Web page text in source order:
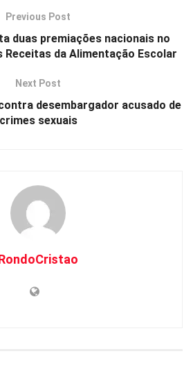
ePrevious Post
duas premiações nacionais no
Receitas da Alimentação Escolar
Next Post
desembargador acusado de
crimes sexuais